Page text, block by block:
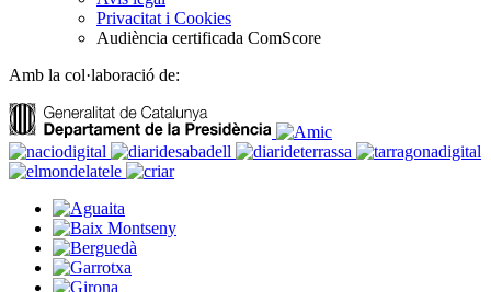
Privacitat i Cookies
Audiència certificada ComScore
Amb la col·laboració de: